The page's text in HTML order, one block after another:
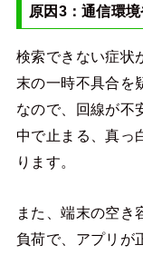
原因3：通信環
検索できない症状
末の一時不具合を
なので、回線が不
中で止まる、真っ
ります。
また、端末の空き
負荷で、アプリが